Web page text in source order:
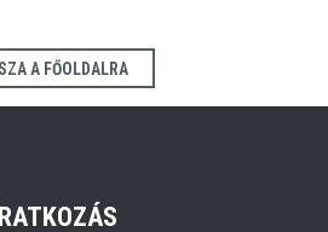
A FŐOLDALRA